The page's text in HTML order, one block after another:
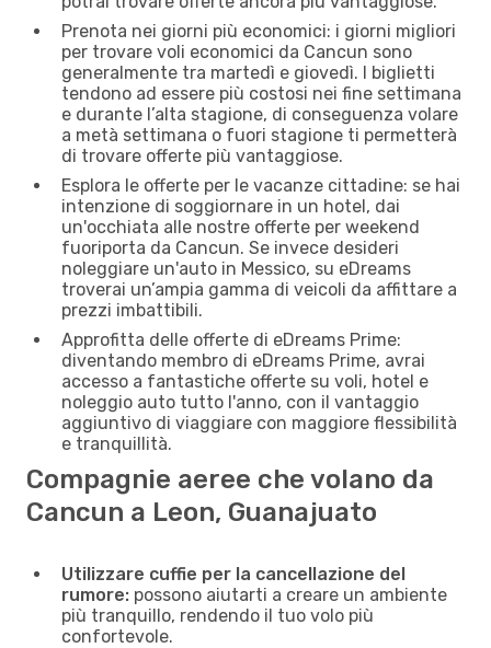
Prenota nei giorni più economici: i giorni migliori
per trovare voli economici da Cancun sono
generalmente tra martedì e giovedì. I biglietti
tendono ad essere più costosi nei fine settimana
e durante l’alta stagione, di conseguenza volare
a metà settimana o fuori stagione ti permetterà
di trovare offerte più vantaggiose.
Esplora le offerte per le vacanze cittadine: se hai
intenzione di soggiornare in un hotel, dai
un'occhiata alle nostre offerte per weekend
fuoriporta da Cancun. Se invece desideri
noleggiare un'auto in Messico, su eDreams
troverai un’ampia gamma di veicoli da affittare a
prezzi imbattibili.
Approfitta delle offerte di eDreams Prime:
diventando membro di eDreams Prime, avrai
accesso a fantastiche offerte su voli, hotel e
noleggio auto tutto l'anno, con il vantaggio
aggiuntivo di viaggiare con maggiore flessibilità
e tranquillità.
Compagnie aeree che volano da
Cancun a Leon, Guanajuato
Utilizzare cuffie per la cancellazione del
rumore: possono aiutarti a creare un ambiente
più tranquillo, rendendo il tuo volo più
confortevole.